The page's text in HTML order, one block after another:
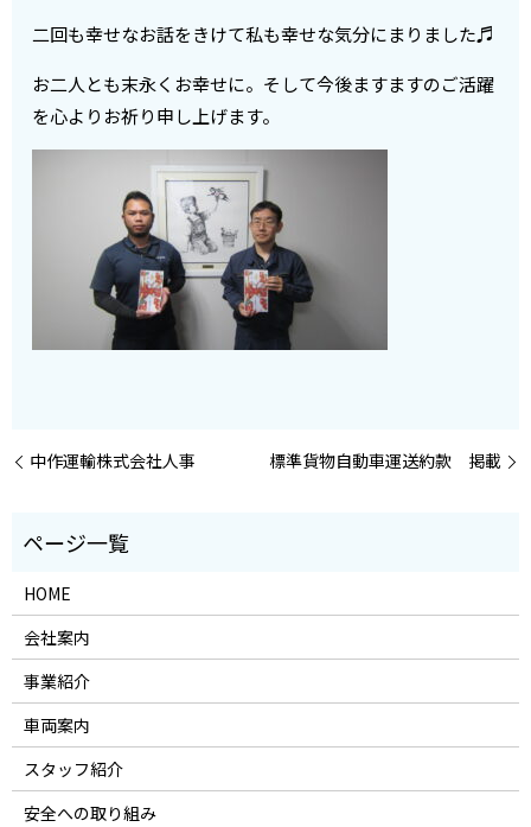
二回も幸せなお話をきけて私も幸せな気分にまりました♬
お二人とも末永くお幸せに。そして今後ますますのご活躍
を心よりお祈り申し上げます。
中作運輸株式会社人事 標準貨物自動車運送約款 掲載
HOME
会社案内
事業紹介
車両案内
スタッフ紹介
安全への取り組み